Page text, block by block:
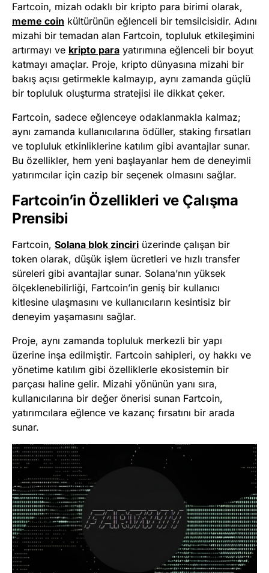
Fartcoin, mizah odaklı bir kripto para birimi olarak,
meme coin kültürünün eğlenceli bir temsilcisidir. Adını
mizahi bir temadan alan Fartcoin, topluluk etkileşimini
artırmayı ve kripto para yatırımına eğlenceli bir boyut
katmayı amaçlar. Proje, kripto dünyasına mizahi bir
bakış açısı getirmekle kalmayıp, aynı zamanda güçlü
bir topluluk oluşturma stratejisi ile dikkat çeker.
Fartcoin, sadece eğlenceye odaklanmakla kalmaz;
aynı zamanda kullanıcılarına ödüller, staking fırsatları
ve topluluk etkinliklerine katılım gibi avantajlar sunar.
Bu özellikler, hem yeni başlayanlar hem de deneyimli
yatırımcılar için cazip bir seçenek olmasını sağlar.
Fartcoin’in Özellikleri ve Çalışma
Prensibi
Fartcoin, Solana blok zinciri üzerinde çalışan bir
token olarak, düşük işlem ücretleri ve hızlı transfer
süreleri gibi avantajlar sunar. Solana’nın yüksek
ölçeklenebilirliği, Fartcoin’in geniş bir kullanıcı
kitlesine ulaşmasını ve kullanıcıların kesintisiz bir
deneyim yaşamasını sağlar.
Proje, aynı zamanda topluluk merkezli bir yapı
üzerine inşa edilmiştir. Fartcoin sahipleri, oy hakkı ve
yönetime katılım gibi özelliklerle ekosistemin bir
parçası haline gelir. Mizahi yönünün yanı sıra,
kullanıcılarına bir değer önerisi sunan Fartcoin,
yatırımcılara eğlence ve kazanç fırsatını bir arada
sunar.